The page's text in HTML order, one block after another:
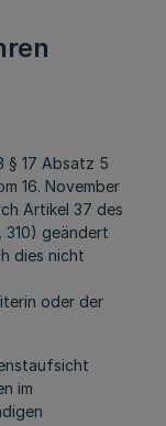
§ 17 Absatz 5
16. November
Artikel 37 des
310) geändert
dies nicht
oder der
im